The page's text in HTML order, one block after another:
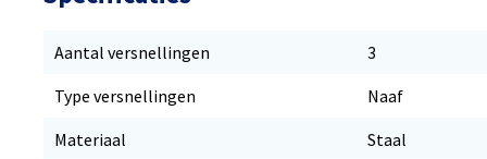
Aantal versnellingen
3
Type versnellingen
Naaf
Materiaal
Staal